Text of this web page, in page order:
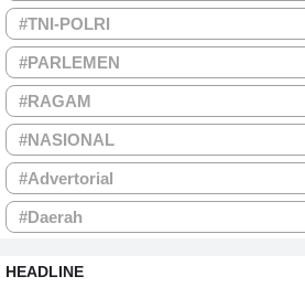
#TNI-POLRI
#PARLEMEN
#RAGAM
#NASIONAL
#Advertorial
#Daerah
HEADLINE